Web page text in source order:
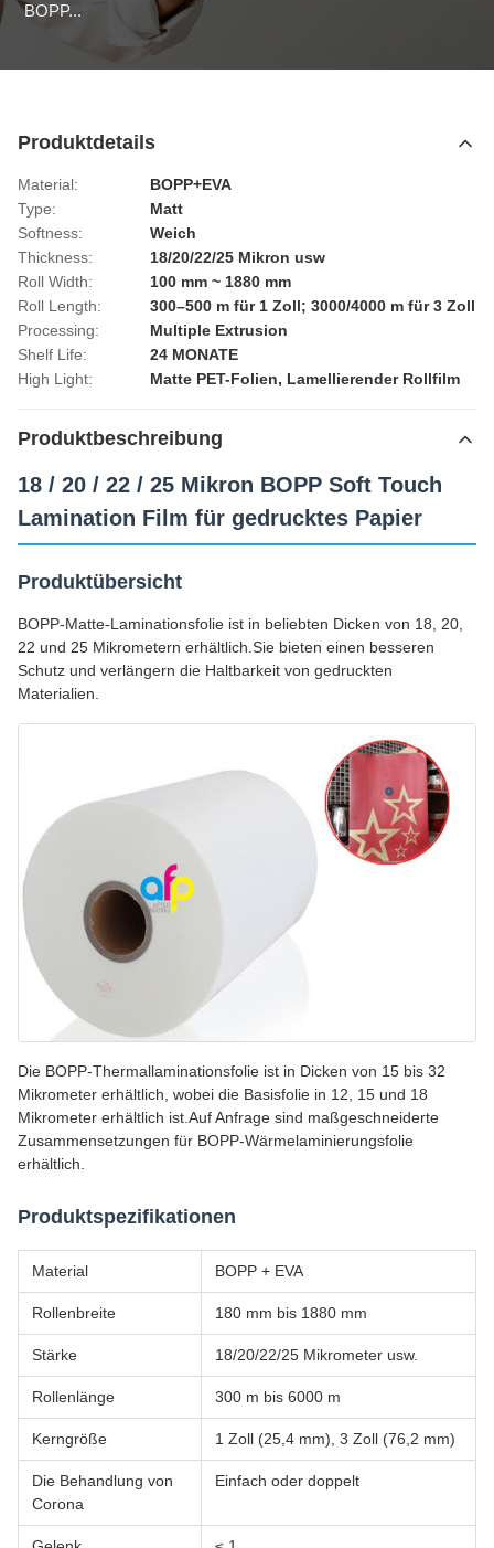
BOPP...
Produktdetails
Material:
BOPP+EVA
Type:
Matt
Softness:
Weich
Thickness:
18/20/22/25 Mikron usw
Roll Width:
100 mm ~ 1880 mm
Roll Length:
300–500 m für 1 Zoll; 3000/4000 m für 3 Zoll
Processing:
Multiple Extrusion
Shelf Life:
24 MONATE
High Light:
Matte PET-Folien, Lamellierender Rollfilm
Produktbeschreibung
18 / 20 / 22 / 25 Mikron BOPP Soft Touch
Lamination Film für gedrucktes Papier
Produktübersicht
BOPP-Matte-Laminationsfolie ist in beliebten Dicken von 18, 20,
22 und 25 Mikrometern erhältlich.Sie bieten einen besseren
Schutz und verlängern die Haltbarkeit von gedruckten
Materialien.
Die BOPP-Thermallaminationsfolie ist in Dicken von 15 bis 32
Mikrometer erhältlich, wobei die Basisfolie in 12, 15 und 18
Mikrometer erhältlich ist.Auf Anfrage sind maßgeschneiderte
Zusammensetzungen für BOPP-Wärmelaminierungsfolie
erhältlich.
Produktspezifikationen
Material BOPP + EVA
Rollenbreite 180 mm bis 1880 mm
Stärke 18/20/22/25 Mikrometer usw.
Rollenlänge 300 m bis 6000 m
Kerngröße 1 Zoll (25,4 mm), 3 Zoll (76,2 mm)
Die Behandlung von
Corona
Einfach oder doppelt